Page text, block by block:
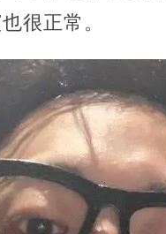
很正常。